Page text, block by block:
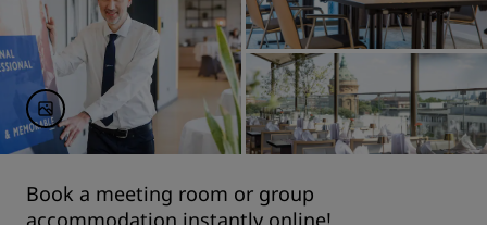
Book a meeting room or group
accommodation instantly online!